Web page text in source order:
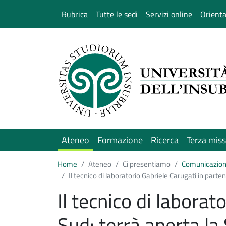
Rubrica Tutte le sedi Servizi online
Ateneo Formazione Ricerca Terza
Home Ateneo Ci presentiamo
Il tecnico di laboratorio Gabriele Carugati in
Il tecnico di